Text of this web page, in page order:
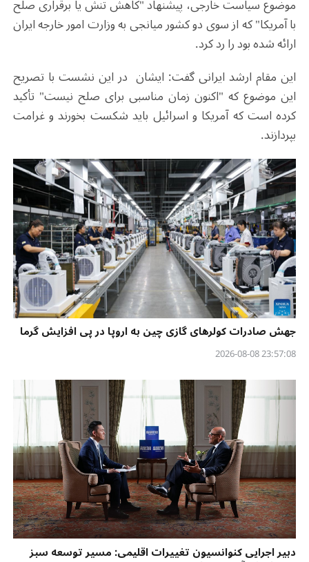
موضوع سیاست خارجی، پیشنهاد "کاهش تنش یا برقراری صلح
با آمریکا" که از سوی دو کشور میانجی به وزارت امور خارجه ایران
ارائه شده بود را رد کرد.
این مقام ارشد ایرانی گفت: ایشان در این نشست با تصریح
این موضوع که "اکنون زمان مناسبی برای صلح نیست" تأکید
کرده است که آمریکا و اسرائیل باید شکست بخورند و غرامت
بپردازند.
جهش صادرات کولرهای گازی چین به اروپا در پی افزایش گرما
23:57:08 2026-08-08
دبیر اجرایی کنوانسیون تغییرات اقلیمی: مسیر توسعه سبز